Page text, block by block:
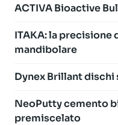
ACTIVA Bioactive
ITAKA: la precisione
mandibolare
Dynex Brillant
NeoPutty cemento
premiscelato